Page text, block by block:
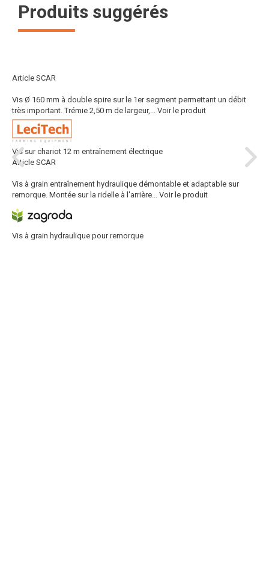
Produits suggérés
Article SCAR
Vis Ø 160 mm à double spire sur le 1er segment permettant un débit
très important. Trémie 2,50 m de largeur,...
Voir le produit
Vis sur chariot 12 m entraînement électrique
Article SCAR
Vis à grain entraînement hydraulique démontable et adaptable sur
remorque. Montée sur la ridelle à l'arrière...
Voir le produit
Vis à grain hydraulique pour remorque